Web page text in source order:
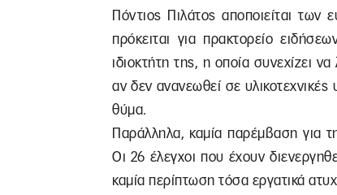
Πόντιος Πιλάτος αποποιείται
πρόκειται για πρακτορείο
ιδιοκτήτη της, η οποία συνεχίζει
αν δεν ανανεωθεί σε
θύμα.
Παράλληλα, καμία παρέμβαση για
Οι 26 έλεγχοι που έχουν
καμία περίπτωση τόσα εργατικά